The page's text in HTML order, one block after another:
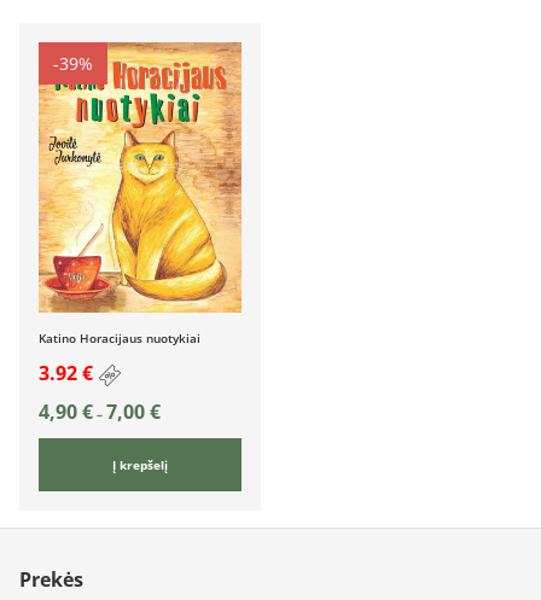
-39%
Katino Horacijaus nuotykiai
3.92 €
4,90€ – 7,00€
Į krepšelį
Prekės